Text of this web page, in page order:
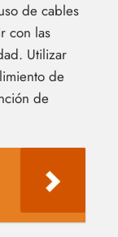
de cables
con las
Utilizar
de
de